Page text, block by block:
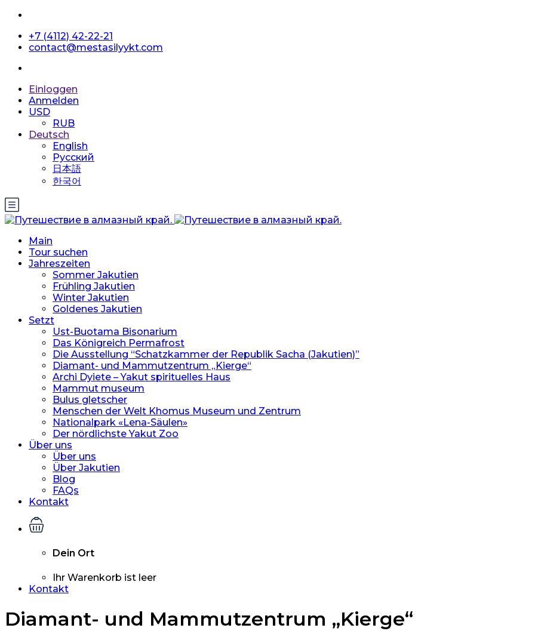
+7 (4112) 42-22-21
contact@mestasilyykt.com
Einloggen
Anmelden
USD
RUB
Deutsch
English
Русский
日本語
한국어
Main
Tour suchen
Jahreszeiten
Sommer Jakutien
Frühling Jakutien
Winter Jakutien
Goldenes Jakutien
Setzt
Ust-Buotama Bisonarium
Das Königreich Permafrost
Die Ausstellung “Schatzkammer der Republik Sacha (Jakutien)”
Diamant- und Mammutzentrum „Kierge“
Archi Dyiete – Yakut spirituelles Haus
Mammut museum
Bulus gletscher
Menschen der Welt Khomus Museum und Zentrum
Nationalpark «Lena-Säulen»
Der nördlichste Yakut Zoo
Über uns
Über uns
Über Jakutien
Blog
FAQs
Kontakt
Dein Ort
Ihr Warenkorb ist leer
Kontakt
Diamant- und Mammutzentrum „Kierge“